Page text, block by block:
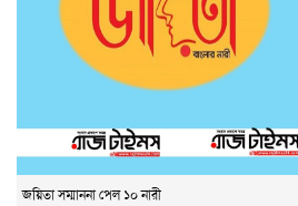
জয়িতা সম্মাননা পেল ১০ নারী